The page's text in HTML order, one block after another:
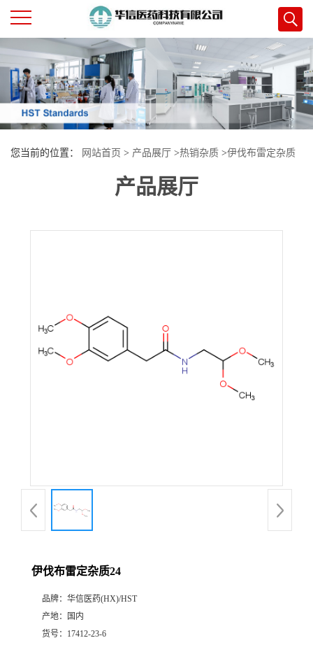
公
司
首
页
司
书
誉
您当前的位置： 网站首页 > 产品展厅 >热销杂质 >伊伐布雷定杂质
产品展厅
伊伐布雷定杂质24
品牌： 华信医药(HX)/HST
产地：
国内
货号： 17412-23-6